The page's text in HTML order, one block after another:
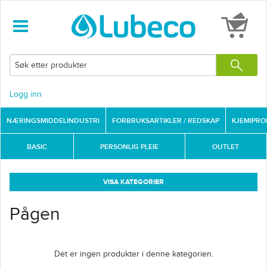
Logg inn
NÆRINGSMIDDELINDUSTRI FORBRUKSARTIKLER / REDSKAP
BASIC PERSONLIG PLEIE OUTLET
VISA KATEGORIER
Pågen
Det er ingen produkter i denne kategorien.